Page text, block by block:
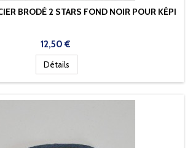
BRODÉ 2 STARS FOND NOIR POUR KÉPI
Prix
12,50 €
Détails